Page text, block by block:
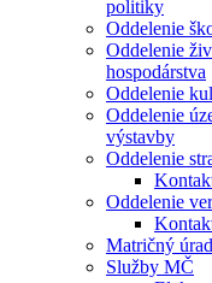
politiky
Oddelenie
Oddelenie
hospodárstva
Oddelenie
Oddelenie
výstavby
Oddelenie
Oddelenie
Matričný
Služby MČ